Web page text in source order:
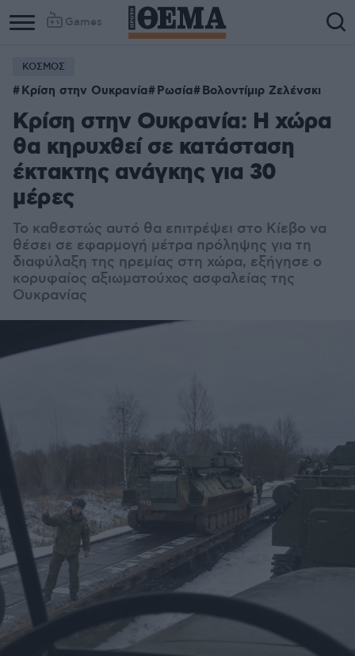
Games
ΚΟΣΜΟΣ
Κρίση στην Ουκρανία Ρωσία Βολοντίμιρ Ζελένσκι
Κρίση στην Ουκρανία: Η χώρα
θα κηρυχθεί σε κατάσταση
έκτακτης ανάγκης για 30
μέρες
Το καθεστώς αυτό θα επιτρέψει στο Κίεβο να
θέσει σε εφαρμογή μέτρα πρόληψης για τη
διαφύλαξη της ηρεμίας στη χώρα, εξήγησε ο
κορυφαίος αξιωματούχος ασφαλείας της
Ουκρανίας